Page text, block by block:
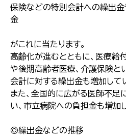
保険などの特別会計への繰出
金
がこれに当たります。
高齢化が進むとともに、医療給
や後期高齢者医療、介護保険と
会計に対する繰出金も増加して
また、全国的に広がる医師不足
い、市立病院への負担金も増加
◎繰出金などの推移